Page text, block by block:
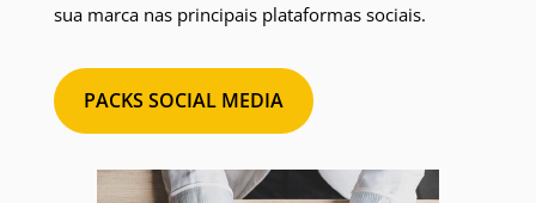
sua marca nas principais plataformas sociais.
PACKS SOCIAL MEDIA